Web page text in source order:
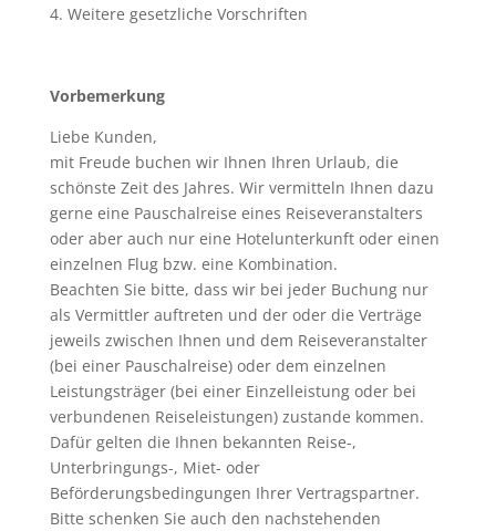
4. Weitere gesetzliche Vorschriften
Vorbemerkung
Liebe Kunden,
mit Freude buchen wir Ihnen Ihren Urlaub, die
schönste Zeit des Jahres. Wir vermitteln Ihnen dazu
gerne eine Pauschalreise eines Reiseveranstalters
oder aber auch nur eine Hotelunterkunft oder einen
einzelnen Flug bzw. eine Kombination.
Beachten Sie bitte, dass wir bei jeder Buchung nur
als Vermittler auftreten und der oder die Verträge
jeweils zwischen Ihnen und dem Reiseveranstalter
(bei einer Pauschalreise) oder dem einzelnen
Leistungsträger (bei einer Einzelleistung oder bei
verbundenen Reiseleistungen) zustande kommen.
Dafür gelten die Ihnen bekannten Reise-,
Unterbringungs-, Miet- oder
Beförderungsbedingungen Ihrer Vertragspartner.
Bitte schenken Sie auch den nachstehenden